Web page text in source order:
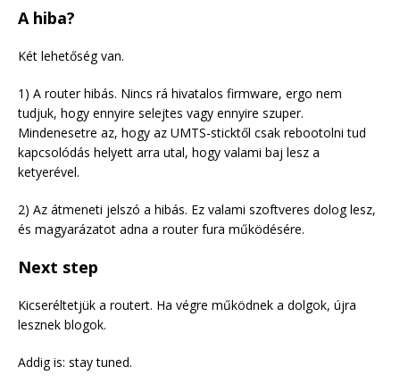
A hiba?
Két lehetőség van.
1) A router hibás. Nincs rá hivatalos firmware, ergo nem
tudjuk, hogy ennyire selejtes vagy ennyire szuper.
Mindenesetre az, hogy az UMTS-sticktől csak rebootolni tud
kapcsolódás helyett arra utal, hogy valami baj lesz a
ketyerével.
2) Az átmeneti jelszó a hibás. Ez valami szoftveres dolog lesz,
és magyarázatot adna a router fura működésére.
Next step
Kicseréltetjük a routert. Ha végre működnek a dolgok, újra
lesznek blogok.
Addig is: stay tuned.